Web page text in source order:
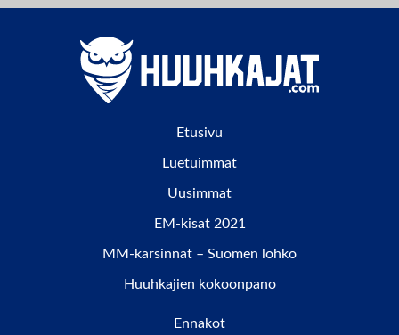
Etusivu
Luetuimmat
Uusimmat
EM-kisat 2021
MM-karsinnat – Suomen lohko
Huuhkajien kokoonpano
Ennakot